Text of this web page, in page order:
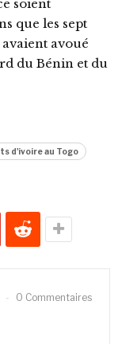
soient
que les sept
avoué
du Bénin et du
d'ivoire au Togo
0 Commentaires